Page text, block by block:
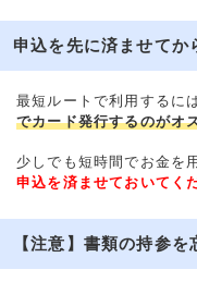
申込を先に済ませてか
最短ルートで利用するには
でカード発行するのがオ
少しでも短時間でお金を
申込を済ませておいてく
【注意】書類の持参を